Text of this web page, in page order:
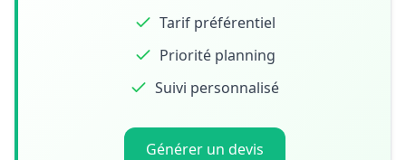
Tarif préférentiel
Priorité planning
Suivi personnalisé
Générer un devis